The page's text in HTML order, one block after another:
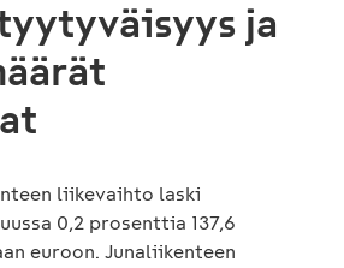
ja
liikevaihto laski
0,2 prosenttia 137,6
euroon. Junaliikenteen